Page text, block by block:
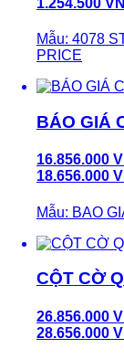
1.254.500
Mẫu: 4078
PRICE
BÁO GIÁ
16.856.000
18.656.000
Mẫu: BAO
CỘT CỜ
26.856.000
28.656.000